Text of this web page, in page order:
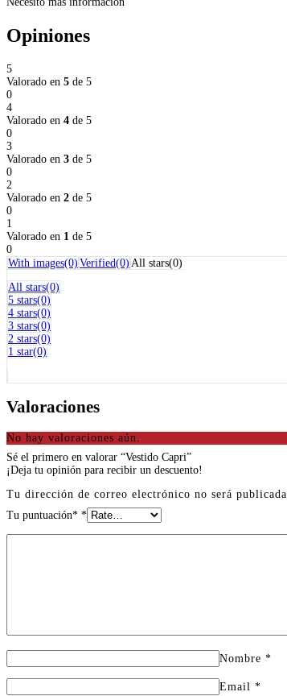
Opiniones
5
Valorado en 5 de 5
0
4
Valorado en 4 de 5
0
3
Valorado en 3 de 5
0
2
Valorado en 2 de 5
0
1
Valorado en 1 de 5
0
With images(0) Verified(0) All stars(0)
All stars(0)
5 stars(0)
4 stars(0)
3 stars(0)
2 stars(0)
1 star(0)
Valoraciones
No hay valoraciones aún.
Sé el primero en valorar “Vestido Capri”
¡Deja tu opinión para recibir un descuento!
Tu dirección de correo electrónico no será publicada.
Tu puntuación* *
Nombre *
Email *